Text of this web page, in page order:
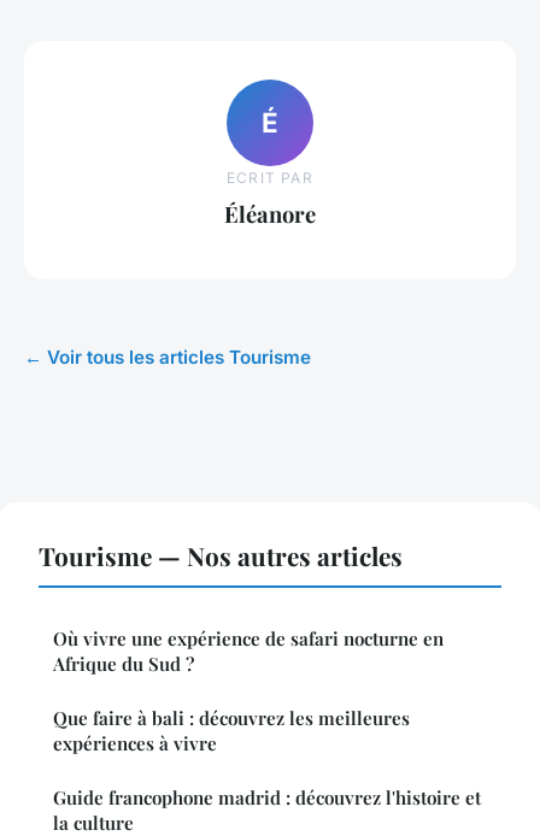
É
ECRIT PAR
Éléanore
← Voir tous les articles Tourisme
Tourisme — Nos autres articles
Où vivre une expérience de safari nocturne en
Afrique du Sud ?
Que faire à bali : découvrez les meilleures
expériences à vivre
Guide francophone madrid : découvrez l'histoire et
la culture